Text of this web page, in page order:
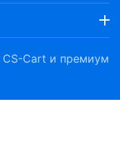
CS-Cart и премиум